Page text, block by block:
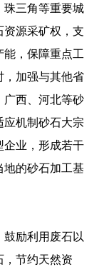
珠三角等重要城
资源采矿权，支
能，保障重点工
，加强与其他省
广西、河北等砂
应机制砂石大宗
企业，形成若干
地的砂石加工基
鼓励利用废石以
，节约天然资